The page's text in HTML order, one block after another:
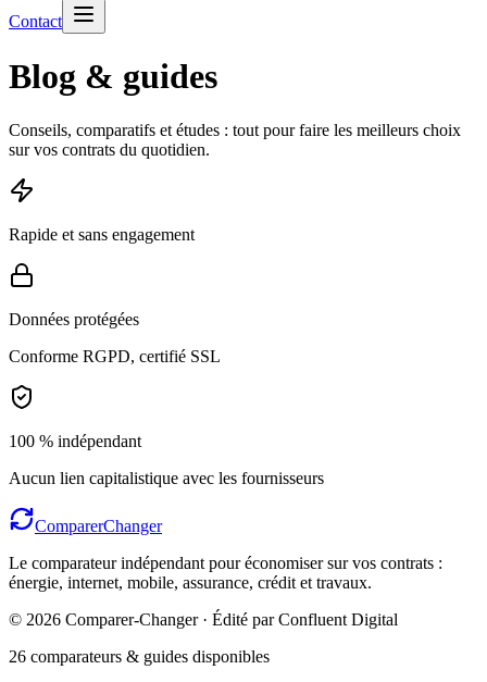
Contact
Blog & guides
Conseils, comparatifs et études : tout pour faire les meilleurs choix
sur vos contrats du quotidien.
Rapide et sans engagement
Données protégées
Conforme RGPD, certifié SSL
100 % indépendant
Aucun lien capitalistique avec les fournisseurs
ComparerChanger
Le comparateur indépendant pour économiser sur vos contrats :
énergie, internet, mobile, assurance, crédit et travaux.
© 2026 Comparer-Changer · Édité par Confluent Digital
26 comparateurs & guides disponibles